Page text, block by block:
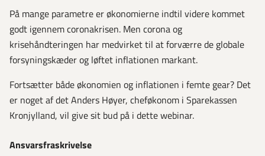
På mange parametre er økonomierne indtil videre kommet
godt igennem coronakrisen. Men corona og
krisehåndteringen har medvirket til at forværre de globale
forsyningskæder og løftet inflationen markant.
Fortsætter både økonomien og inflationen i femte gear? Det
er noget af det Anders Høyer, cheføkonom i Sparekassen
Kronjylland, vil give sit bud på i dette webinar.
Ansvarsfraskrivelse